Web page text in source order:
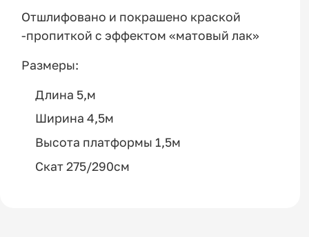
Отшлифовано и покрашено краской
-пропиткой с эффектом «матовый лак»
Размеры:
Длина 5,м
Ширина 4,5м
Высота платформы 1,5м
Скат 275/290см